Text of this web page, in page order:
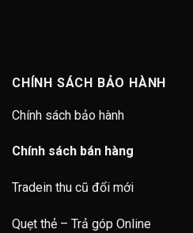
CHÍNH SÁCH BẢO HÀNH
Chính sách bảo hành
Chính sách bán hàng
Tradein thu cũ đổi mới
Quẹt thẻ – Trả góp Online